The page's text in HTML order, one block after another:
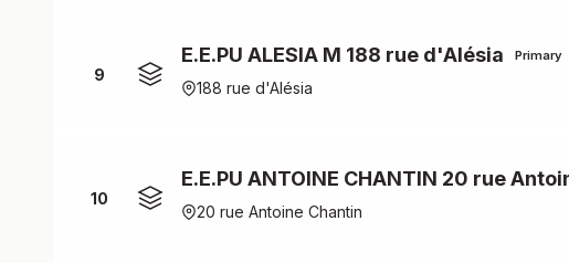
9
E.E.PU ALESIA M 188 rue d'Alésia Primary
188 rue d'Alésia
10
E.E.PU ANTOINE CHANTIN 20 rue
20 rue Antoine Chantin